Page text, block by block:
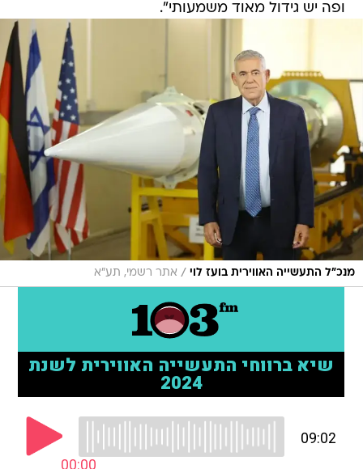
ופה יש גידול מאוד משמעותי".
מנכ"ל התעשייה האווירית בועז לוי / אתר רשמי, תע"א